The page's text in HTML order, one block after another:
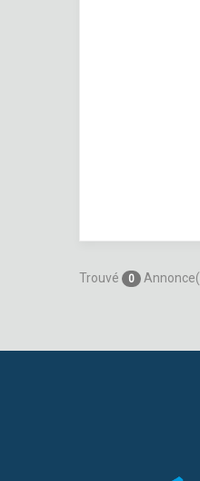
Trouvé 0